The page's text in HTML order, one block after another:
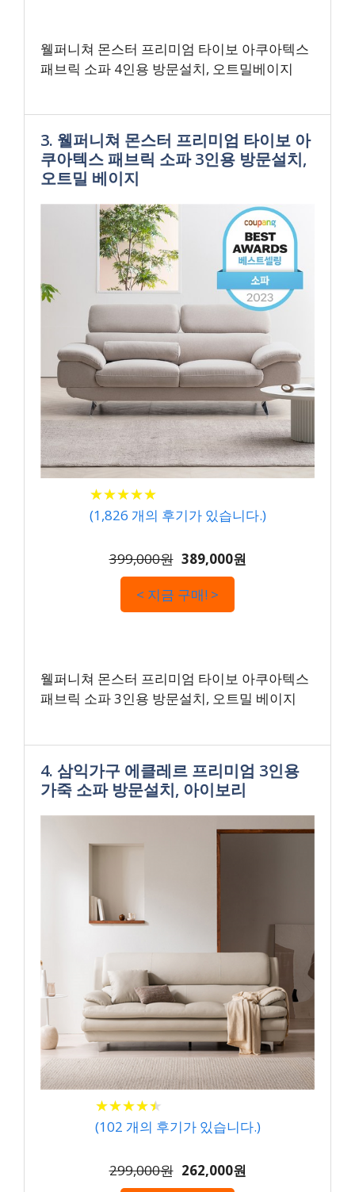
웰퍼니쳐 몬스터 프리미엄 타이보 아쿠아텍스
패브릭 소파 4인용 방문설치, 오트밀베이지
3. 웰퍼니쳐 몬스터 프리미엄 타이보 아
쿠아텍스 패브릭 소파 3인용 방문설치,
오트밀 베이지
★★★★★
★★★★★
(1,826 개의 후기가 있습니다.)
399,000원 389,000원
< 지금 구매! >
웰퍼니쳐 몬스터 프리미엄 타이보 아쿠아텍스
패브릭 소파 3인용 방문설치, 오트밀 베이지
4. 삼익가구 에클레르 프리미엄 3인용
가죽 소파 방문설치, 아이보리
★★★★★
★★★★★
(102 개의 후기가 있습니다.)
299,000원 262,000원